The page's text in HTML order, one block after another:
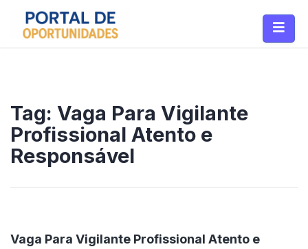
Tag: Vaga Para Vigilante
Profissional Atento e
Responsável
Vaga Para Vigilante Profissional Atento e